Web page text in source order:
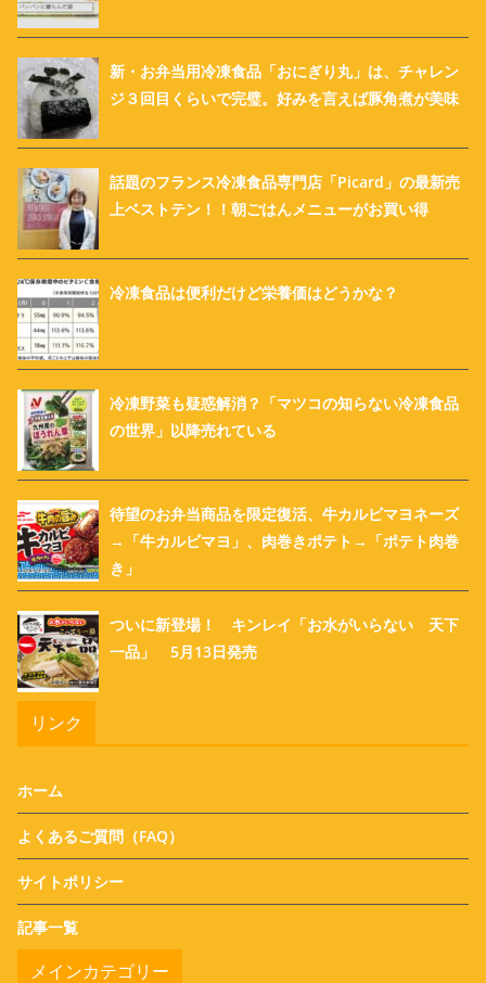
新・お弁当用冷凍食品「おにぎり丸」は、チャレン
ジ３回目くらいで完璧。好みを言えば豚角煮が美味
話題のフランス冷凍食品専門店「Picard」の最新売
上ベストテン！！朝ごはんメニューがお買い得
冷凍食品は便利だけど栄養価はどうかな？
冷凍野菜も疑惑解消？「マツコの知らない冷凍食品
の世界」以降売れている
待望のお弁当商品を限定復活、牛カルビマヨネーズ
→「牛カルビマヨ」、肉巻きポテト→「ポテト肉巻
き」
ついに新登場！ キンレイ「お水がいらない 天下
一品」 5月13日発売
リンク
ホーム
よくあるご質問（FAQ）
サイトポリシー
記事一覧
メインカテゴリー